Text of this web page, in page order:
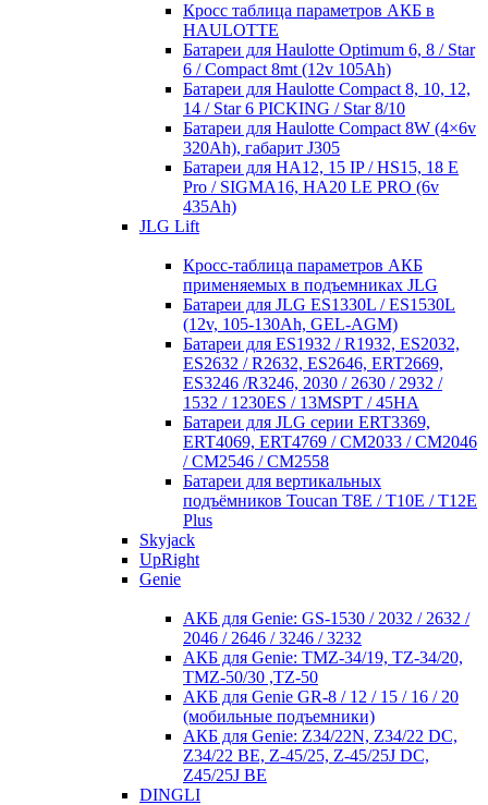
Кросc таблица параметров АКБ в
HAULOTTE
Батареи для Haulotte Optimum 6, 8 / Star
6 / Compact 8mt (12v 105Ah)
Батареи для Haulotte Compact 8, 10, 12,
14 / Star 6 PICKING / Star 8/10
Батареи для Haulotte Compact 8W (4×6v
320Ah), габарит J305
Батареи для HA12, 15 IP / HS15, 18 E
Pro / SIGMA16, HA20 LE PRO (6v
435Ah)
JLG Lift
Кросc-таблица параметров АКБ
применяемых в подъемниках JLG
Батареи для JLG ES1330L / ES1530L
(12v, 105-130Ah, GEL-AGM)
Батареи для ES1932 / R1932, ES2032,
ES2632 / R2632, ES2646, ERT2669,
ES3246 /R3246, 2030 / 2630 / 2932 /
1532 / 1230ES / 13MSPT / 45HA
Батареи для JLG серии ERT3369,
ERT4069, ERT4769 / CM2033 / CM2046
/ CM2546 / CM2558
Батареи для вертикальных
подъёмников Toucan T8E / T10E / T12E
Plus
Skyjack
UpRight
Genie
АКБ для Genie: GS-1530 / 2032 / 2632 /
2046 / 2646 / 3246 / 3232
АКБ для Genie: TMZ-34/19, TZ-34/20,
TMZ-50/30 ,TZ-50
АКБ для Genie GR-8 / 12 / 15 / 16 / 20
(мобильные подъемники)
АКБ для Genie: Z34/22N, Z34/22 DC,
Z34/22 BE, Z-45/25, Z-45/25J DC,
Z45/25J BE
DINGLI